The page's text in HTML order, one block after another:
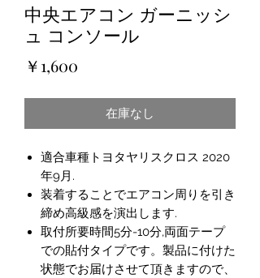
中央エアコン ガーニッシ
ュ コンソール
￥1,600
在庫なし
適合車種トヨタヤリスクロス 2020
年9月.
装着することでエアコン周りを引き
締め高級感を演出します.
取付所要時間5分-10分,両面テープ
での貼付タイプです。製品に付けた
状態でお届けさせて頂きますので、